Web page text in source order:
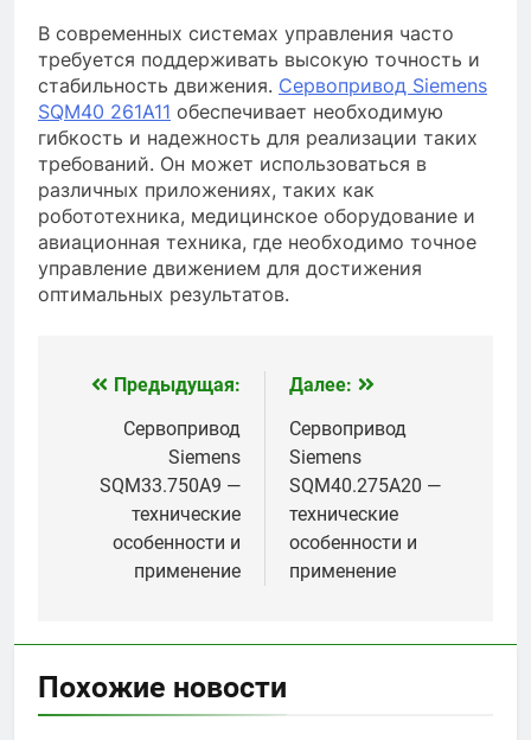
В современных системах управления часто
требуется поддерживать высокую точность и
стабильность движения. Сервопривод Siemens
SQM40 261A11 обеспечивает необходимую
гибкость и надежность для реализации таких
требований. Он может использоваться в
различных приложениях, таких как
робототехника, медицинское оборудование и
авиационная техника, где необходимо точное
управление движением для достижения
оптимальных результатов.
Навигация
записям
Предыдущая:
Сервопривод
Siemens
SQM33.750A9 —
технические
особенности и
применение
Далее:
Сервопривод
Siemens
SQM40.275A20 —
технические
особенности и
применение
Похожие новости